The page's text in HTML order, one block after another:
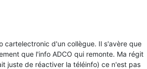
cartelectronic d'un collègue. Il s'avère que
que l'info ADCO qui remonte. Ma régit
juste de réactiver la téléinfo) ce n'est pas